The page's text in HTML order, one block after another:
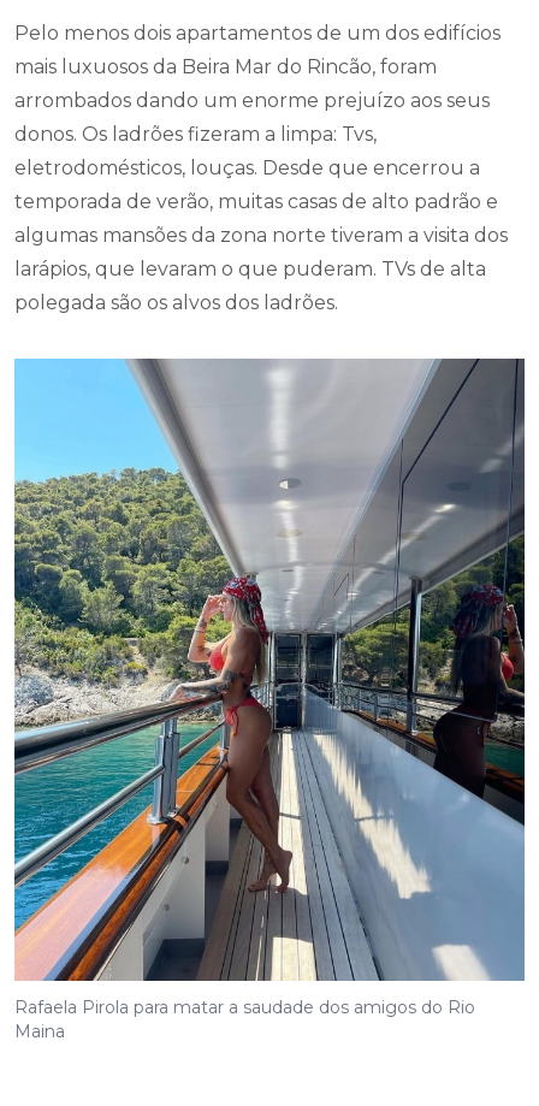
Pelo menos dois apartamentos de um dos edifícios
mais luxuosos da Beira Mar do Rincão, foram
arrombados dando um enorme prejuízo aos seus
donos. Os ladrões fizeram a limpa: Tvs,
eletrodomésticos, louças. Desde que encerrou a
temporada de verão, muitas casas de alto padrão e
algumas mansões da zona norte tiveram a visita dos
larápios, que levaram o que puderam. TVs de alta
polegada são os alvos dos ladrões.
Rafaela Pirola para matar a saudade dos amigos do Rio
Maina